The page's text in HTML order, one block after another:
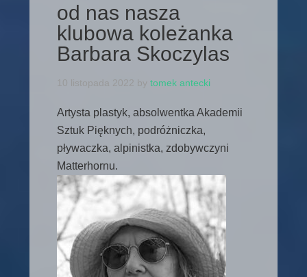
od nas nasza
klubowa koleżanka
Barbara Skoczylas
10 listopada 2022 by tomek antecki
Artysta plastyk, absolwentka Akademii
Sztuk Pięknych, podróżniczka,
pływaczka, alpinistka, zdobywczyni
Matterhornu.